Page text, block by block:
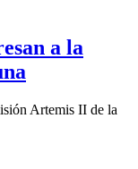
a la
Artemis II de la